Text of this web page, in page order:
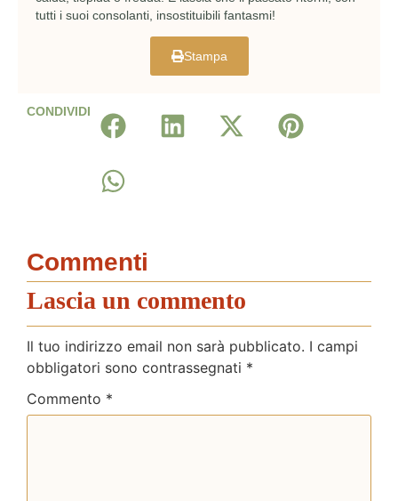
tutti i suoi consolanti, insostituibili fantasmi!
Stampa
CONDIVIDI
Commenti
Lascia un commento
Il tuo indirizzo email non sarà pubblicato. I campi
obbligatori sono contrassegnati *
Commento *